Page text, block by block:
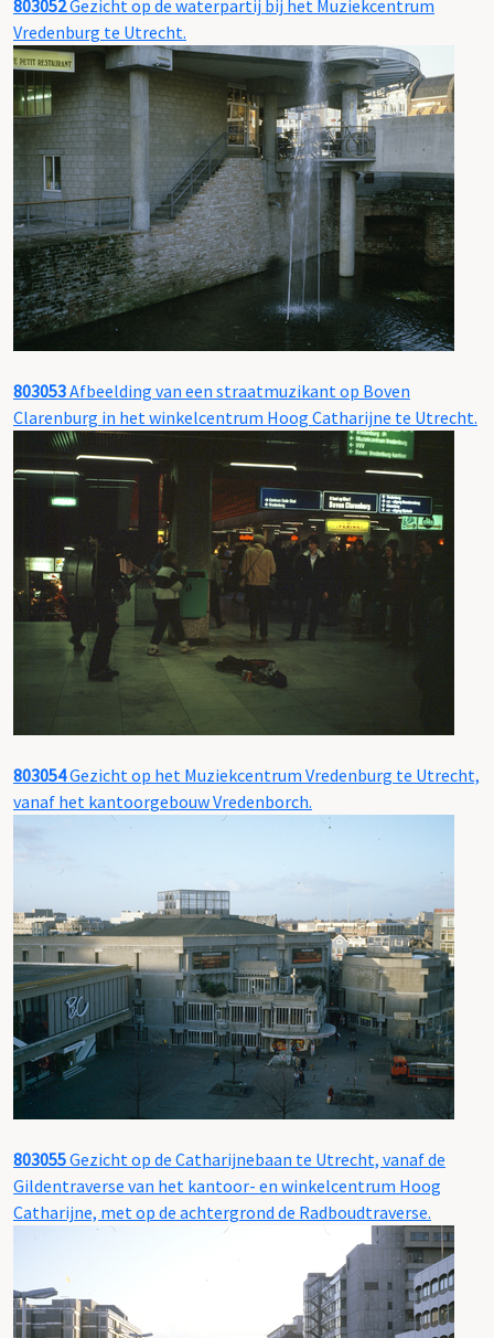
803052Gezicht op de waterpartij bij het Muziekcentrum
Vredenburg te Utrecht.
803053Afbeelding van een straatmuzikant op Boven
Clarenburg in het winkelcentrum Hoog Catharijne te Utrecht.
803054Gezicht op het Muziekcentrum Vredenburg te Utrecht,
vanaf het kantoorgebouw Vredenborch.
803055Gezicht op de Catharijnebaan te Utrecht, vanaf de
Gildentraverse van het kantoor- en winkelcentrum Hoog
Catharijne, met op de achtergrond de Radboudtraverse.